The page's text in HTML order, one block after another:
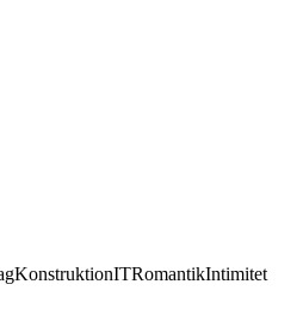
KonstruktionITRomantikIntimitet